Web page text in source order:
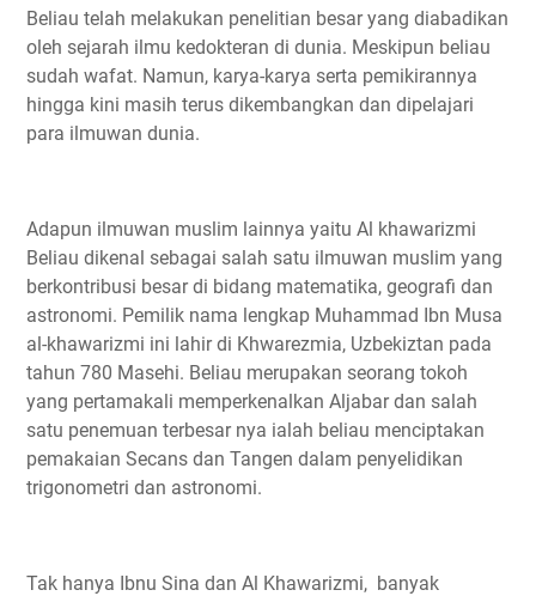
Beliau telah melakukan penelitian besar yang diabadikan
oleh sejarah ilmu kedokteran di dunia. Meskipun beliau
sudah wafat. Namun, karya-karya serta pemikirannya
hingga kini masih terus dikembangkan dan dipelajari
para ilmuwan dunia.
Adapun ilmuwan muslim lainnya yaitu Al khawarizmi
Beliau dikenal sebagai salah satu ilmuwan muslim yang
berkontribusi besar di bidang matematika, geografi dan
astronomi. Pemilik nama lengkap Muhammad Ibn Musa
al-khawarizmi ini lahir di Khwarezmia, Uzbekiztan pada
tahun 780 Masehi. Beliau merupakan seorang tokoh
yang pertamakali memperkenalkan Aljabar dan salah
satu penemuan terbesar nya ialah beliau menciptakan
pemakaian Secans dan Tangen dalam penyelidikan
trigonometri dan astronomi.
Tak hanya Ibnu Sina dan Al Khawarizmi, banyak